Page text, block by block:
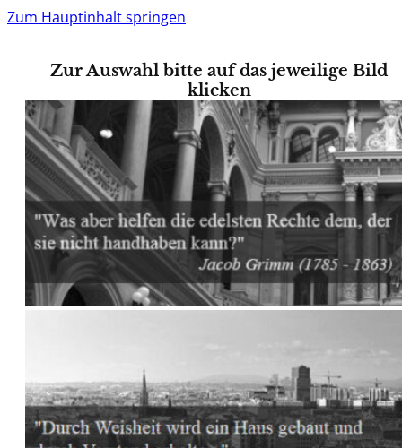
Zum Hauptinhalt springen
Zur Auswahl bitte auf das jeweilige Bild
klicken